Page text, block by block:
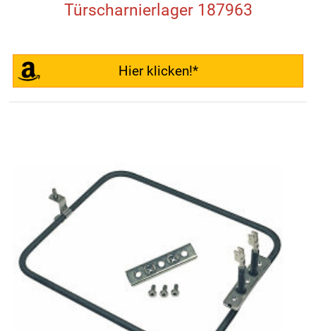
Türscharnierlager 187963
Hier klicken!*